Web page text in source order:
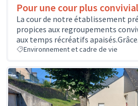
Pour une cour plus
La cour de notre établissement
propices aux regroupements
aux temps récréatifs
Environnement et cadre de vie